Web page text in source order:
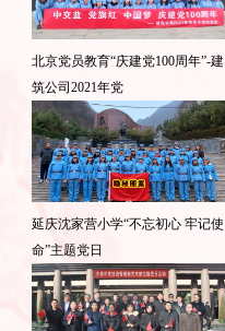
北京党员教育“庆建党100周年”-建
筑公司2021年党
延庆沈家营小学“不忘初心 牢记使
命”主题党日